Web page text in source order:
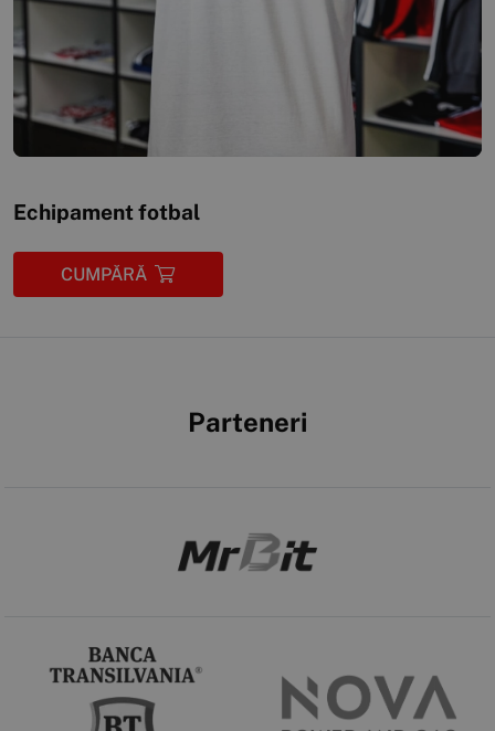
Echipament fotbal
CUMPĂRĂ
Parteneri